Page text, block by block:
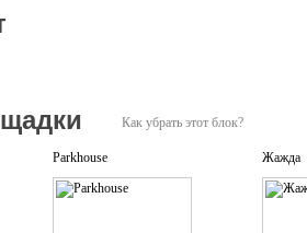
Как убрать этот блок?
Parkhouse Жажда